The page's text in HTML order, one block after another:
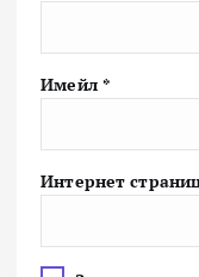
Имейл *
Интернет